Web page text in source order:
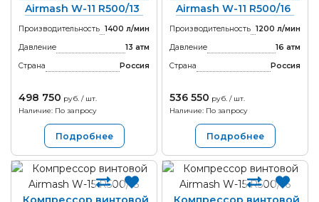
Airmash W-11 R500/13
Производительность 1400 л/мин
Давление
13 атм
Страна
Россия
498 750 руб. / шт.
Наличие: По запросу
Подробнее
Airmash W-11 R500/16
Производительность 1200 л/мин
Давление
16 атм
Страна
Россия
536 550 руб. / шт.
Наличие: По запросу
Подробнее